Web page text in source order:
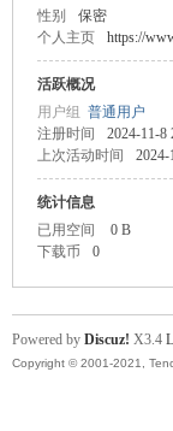
性别 保密
个人主页
https://
活跃概况
用户组 普通用户
注册时间
2024-11-8
上次活动时间
2024-
统计信息
已用空间
0 B
下载币
0
Powered by Discuz! X3.4
Copyright © 2001-2021,